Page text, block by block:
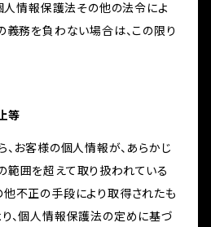
個人情報保護法その他の法令によ
義務を負わない場合は、この限り
等
、お客様の個人情報が、あらかじ
範囲を超えて取り扱われている
不正の手段により取得されたも
、個人情報保護法の定めに基づ